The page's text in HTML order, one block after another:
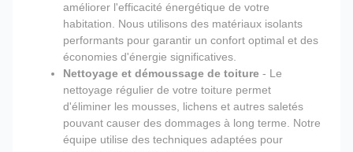
améliorer l'efficacité énergétique de votre
habitation. Nous utilisons des matériaux isolants
performants pour garantir un confort optimal et des
économies d'énergie significatives.
Nettoyage et démoussage de toiture - Le
nettoyage régulier de votre toiture permet
d'éliminer les mousses, lichens et autres saletés
pouvant causer des dommages à long terme. Notre
équipe utilise des techniques adaptées pour